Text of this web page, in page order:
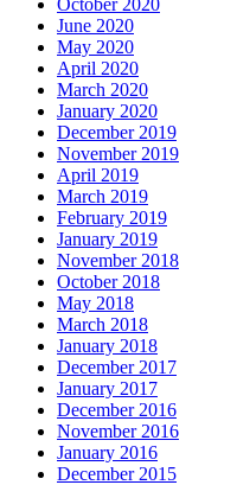
June 2020
May 2020
April 2020
March 2020
January 2020
December 2019
November 2019
April 2019
March 2019
February 2019
January 2019
November 2018
October 2018
May 2018
March 2018
January 2018
December 2017
January 2017
December 2016
November 2016
January 2016
December 2015